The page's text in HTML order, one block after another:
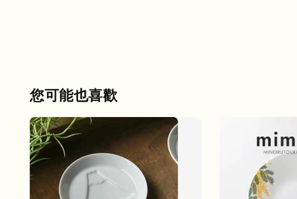
您可能也喜歡